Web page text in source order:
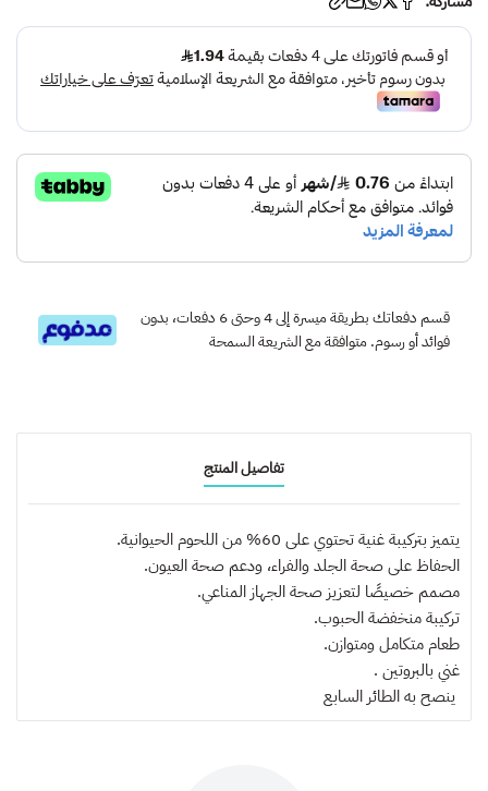
قسم دفعاتك بطريقة ميسرة إلى 4 وحتى 6 دفعات، بدون
فوائد أو رسوم. متوافقة مع الشريعة السمحة
تفاصيل المنتج
يتميز بتركيبة غنية تحتوي على 60% من اللحوم الحيوانية.
الحفاظ على صحة الجلد والفراء، ودعم صحة العيون.
مصمم خصيصًا لتعزيز صحة الجهاز المناعي.
تركيبة منخفضة الحبوب.
طعام متكامل ومتوازن.
غني بالبروتين .
ينصح بهالطائر السابع